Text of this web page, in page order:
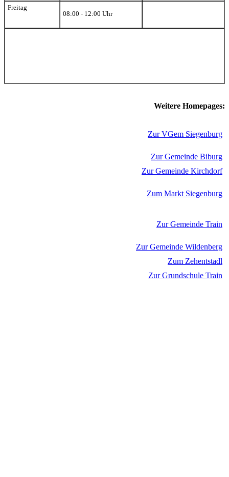
Freitag
08:00 - 12:00 Uhr
Weitere Homepages:
Zur VGem Siegenburg
Zur Gemeinde Biburg
Zur Gemeinde Kirchdorf
Zum Markt Siegenburg
Zur Gemeinde Train
Zur Gemeinde Wildenberg
Zum Zehentstadl
Zur Grundschule Train